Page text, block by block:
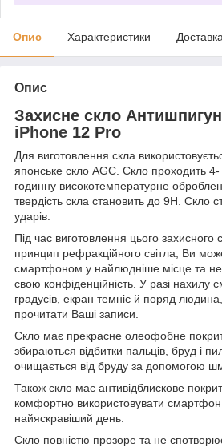
Опис Характеристики Доставка
Опис
Захисне скло
iPhone 12 Pro
Для виготовлення скла
японське скло AGC. Скло проходить 4-
годинну високотемпературне
твердість скла становить до 9H. Скло
ударів.
Під час виготовлення цього захисного
принцип рефракційного світла, Ви
смартфоном у найлюдніше місце та
свою конфіденційність. У разі нахилу
градусів, екран темніє й поряд
прочитати Ваші записи.
Скло має прекрасне олеофобне
збираються відбитки пальців, бруд і
очищається від бруду за допомогою
Також скло має антивідблискове
комфортно використовувати смартфон
найяскравіший день.
Скло повністю прозоре та не